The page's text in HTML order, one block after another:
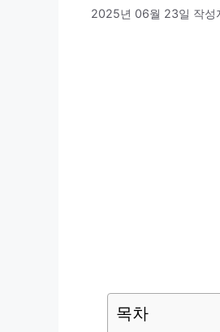
2025년 06월 23일 작성
목차